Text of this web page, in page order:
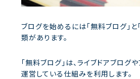
ブログを始めるには「無料ブログ」と
類があります。
「無料ブログ」は、ライブドアブログ
運営している仕組みを利用します。